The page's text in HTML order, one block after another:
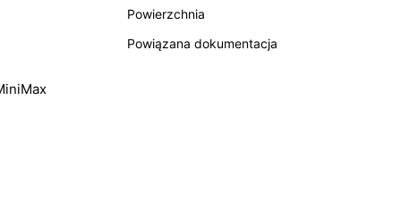
Powierzchnia
Powiązana dokumentacja